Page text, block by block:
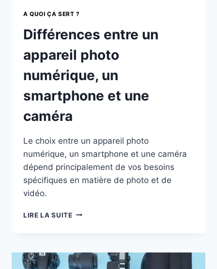
A QUOI ÇA SERT ?
Différences entre un
appareil photo
numérique, un
smartphone et une
caméra
Le choix entre un appareil photo
numérique, un smartphone et une caméra
dépend principalement de vos besoins
spécifiques en matière de photo et de
vidéo.
LIRE LA SUITEDIFFÉRENCES
PHOTO
NUMÉRIQUE,